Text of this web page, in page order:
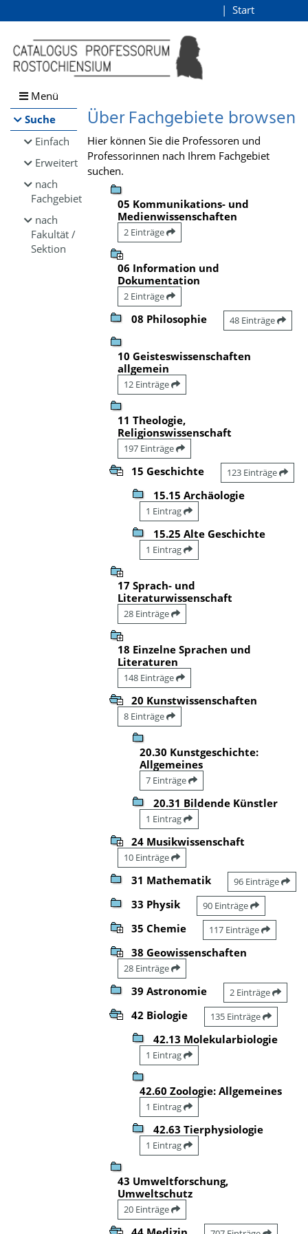
Browsen
direkt zum Inhalt
Start
Menü
Suche
Einfach
Erweitert
nach
Fachgebiet
nach
Fakultät /
Sektion
Über Fachgebiete browsen
Hier können Sie die Professoren und
Professorinnen nach Ihrem Fachgebiet
suchen.
05 Kommunikations- und
Medienwissenschaften
2 Einträge
06 Information und
Dokumentation
2 Einträge
08 Philosophie 48 Einträge
10 Geisteswissenschaften
allgemein
12 Einträge
11 Theologie,
Religionswissenschaft
197 Einträge
15 Geschichte 123 Einträge
15.15 Archäologie
1 Eintrag
15.25 Alte Geschichte
1 Eintrag
17 Sprach- und
Literaturwissenschaft
28 Einträge
18 Einzelne Sprachen und
Literaturen
148 Einträge
20 Kunstwissenschaften
8 Einträge
20.30 Kunstgeschichte:
Allgemeines
7 Einträge
20.31 Bildende Künstler
1 Eintrag
24 Musikwissenschaft
10 Einträge
31 Mathematik 96 Einträge
33 Physik 90 Einträge
35 Chemie 117 Einträge
38 Geowissenschaften
28 Einträge
39 Astronomie 2 Einträge
42 Biologie 135 Einträge
42.13 Molekularbiologie
1 Eintrag
42.60 Zoologie: Allgemeines
1 Eintrag
42.63 Tierphysiologie
1 Eintrag
43 Umweltforschung,
Umweltschutz
20 Einträge